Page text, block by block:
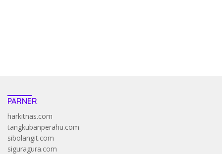
PARNER
harkitnas.com
tangkubanperahu.com
sibolangit.com
siguragura.com